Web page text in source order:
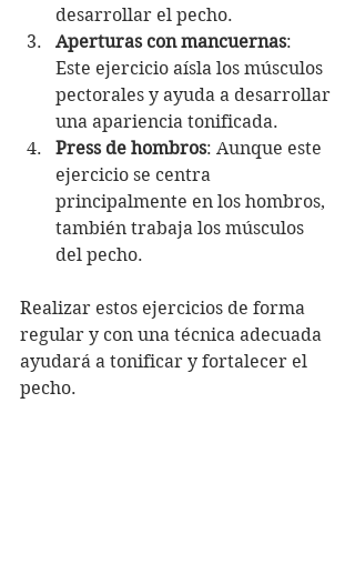
desarrollar el pecho.
Aperturas con mancuernas:
Este ejercicio aísla los músculos
pectorales y ayuda a desarrollar
una apariencia tonificada.
Press de hombros: Aunque este
ejercicio se centra
principalmente en los hombros,
también trabaja los músculos
del pecho.
Realizar estos ejercicios de forma
regular y con una técnica adecuada
ayudará a tonificar y fortalecer el
pecho.